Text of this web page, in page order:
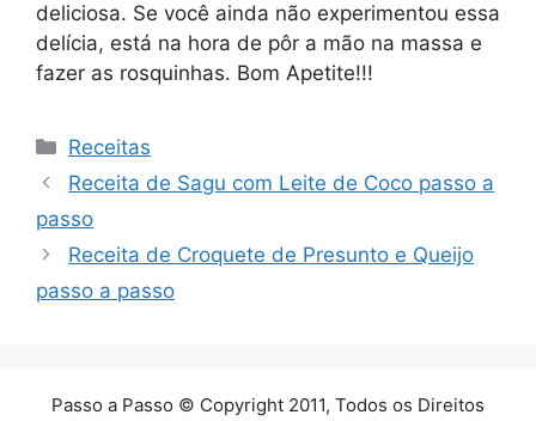
deliciosa. Se você ainda não experimentou essa
delícia, está na hora de pôr a mão na massa e
fazer as rosquinhas. Bom Apetite!!!
Categorias
Receitas
Receita de Sagu com Leite de Coco passo a
passo
Receita de Croquete de Presunto e Queijo
passo a passo
Passo a Passo © Copyright 2011, Todos os Direitos